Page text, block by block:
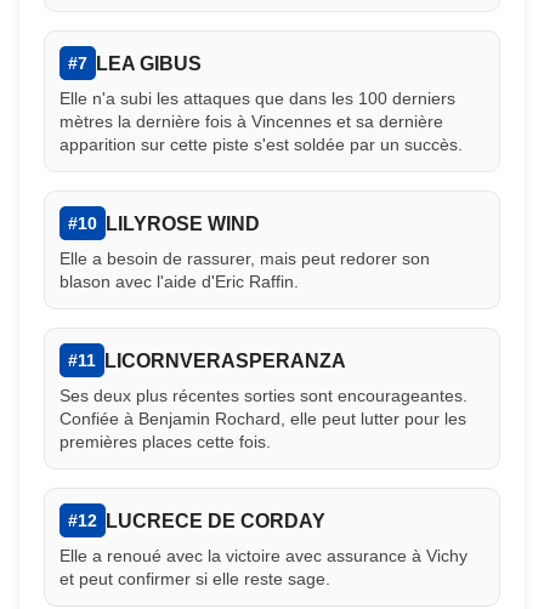
#7 LEA GIBUS
Elle n'a subi les attaques que dans les 100 derniers
mètres la dernière fois à Vincennes et sa dernière
apparition sur cette piste s'est soldée par un succès.
#10 LILYROSE WIND
Elle a besoin de rassurer, mais peut redorer son
blason avec l'aide d'Eric Raffin.
#11 LICORNVERASPERANZA
Ses deux plus récentes sorties sont encourageantes.
Confiée à Benjamin Rochard, elle peut lutter pour les
premières places cette fois.
#12 LUCRECE DE CORDAY
Elle a renoué avec la victoire avec assurance à Vichy
et peut confirmer si elle reste sage.